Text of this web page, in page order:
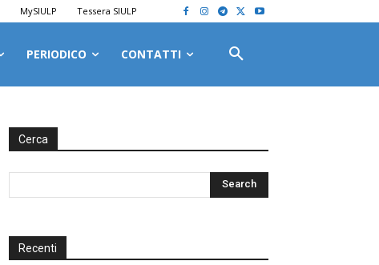
MySIULP Tessera SIULP
PERIODICO CONTATTI
Cerca
Recenti